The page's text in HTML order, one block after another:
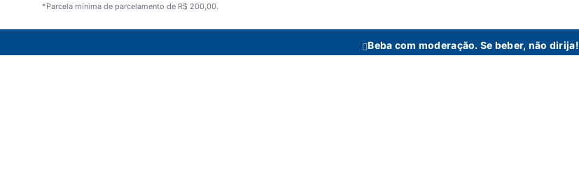
*Parcela mínima de parcelamento de R$ 200,00.
Beba com moderação. Se beber, não dirija!